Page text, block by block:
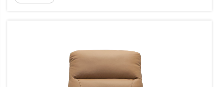
hjemmeeiere som søker en kombinasjon av